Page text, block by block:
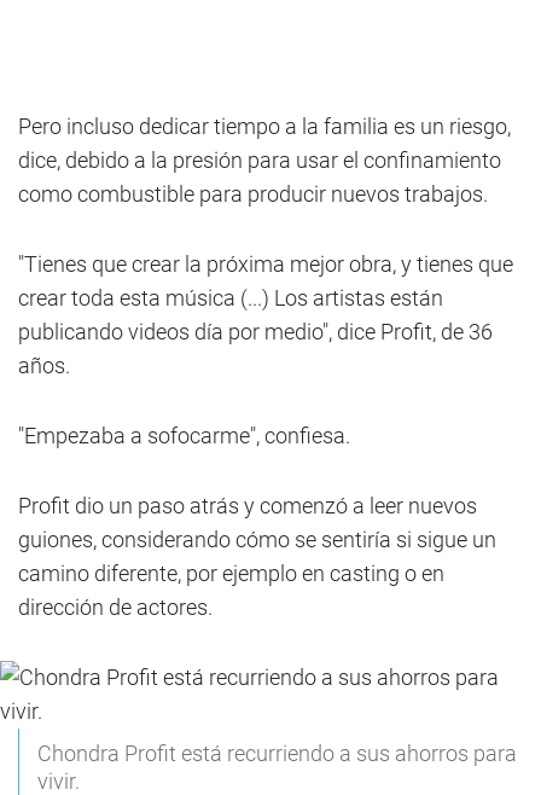
Pero incluso dedicar tiempo a la familia es un riesgo,
dice, debido a la presión para usar el confinamiento
como combustible para producir nuevos trabajos.
"Tienes que crear la próxima mejor obra, y tienes que
crear toda esta música (...) Los artistas están
publicando videos día por medio", dice Profit, de 36
años.
"Empezaba a sofocarme", confiesa.
Profit dio un paso atrás y comenzó a leer nuevos
guiones, considerando cómo se sentiría si sigue un
camino diferente, por ejemplo en casting o en
dirección de actores.
Chondra Profit está recurriendo a sus ahorros para
vivir.